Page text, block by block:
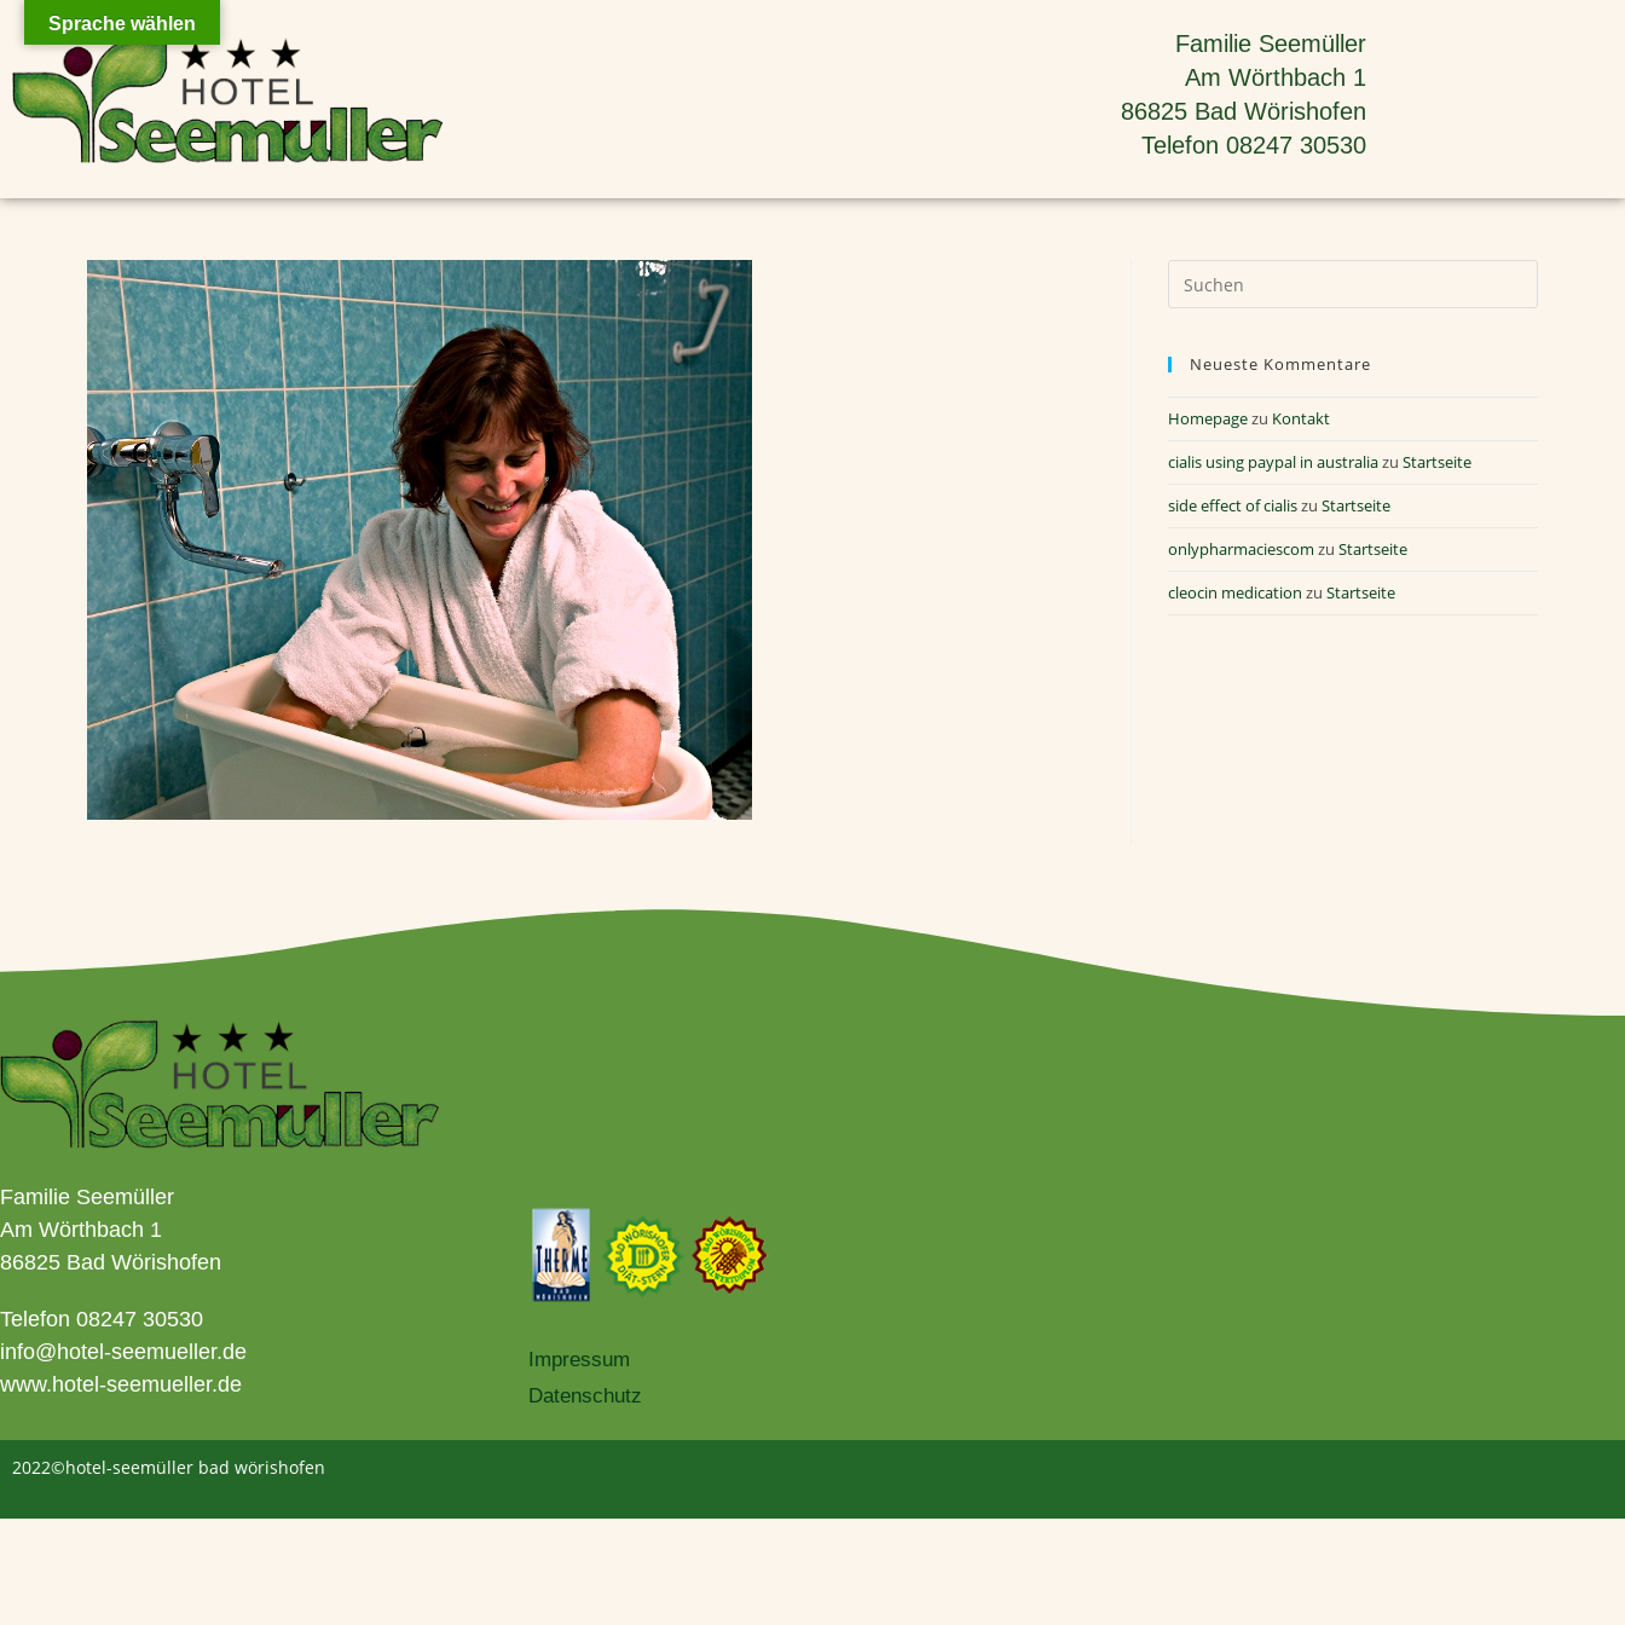
Familie Seemüller
Am Wörthbach 1
86825 Bad Wörishofen
Telefon 08247 30530
Neueste Kommentare
Homepagezu Kontakt
cialis using paypal in australiazu Startseite
side effect of cialiszu Startseite
onlypharmaciescom zu Startseite
cleocin medication zu Startseite
Familie Seemüller
Am Wörthbach 1
86825 Bad Wörishofen
Telefon 08247 30530
info@hotel-seemueller.de
www.hotel-seemueller.de
Impressum
Datenschutz
2022©hotel-seemüller bad wörishofen
Sprache wählen